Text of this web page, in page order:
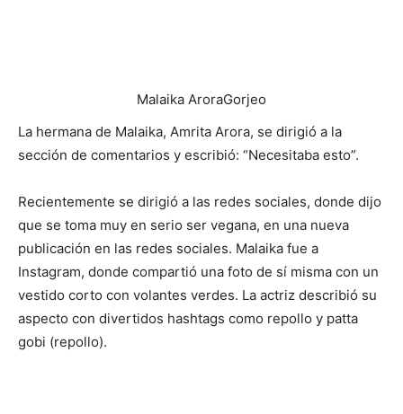
Recientemente se dirigió a las redes sociales, donde dijo
publicación en las redes sociales. Malaika fue a
Instagram, donde compartió una foto de sí misma con un
aspecto con divertidos hashtags como repollo y patta
gobi (repollo).